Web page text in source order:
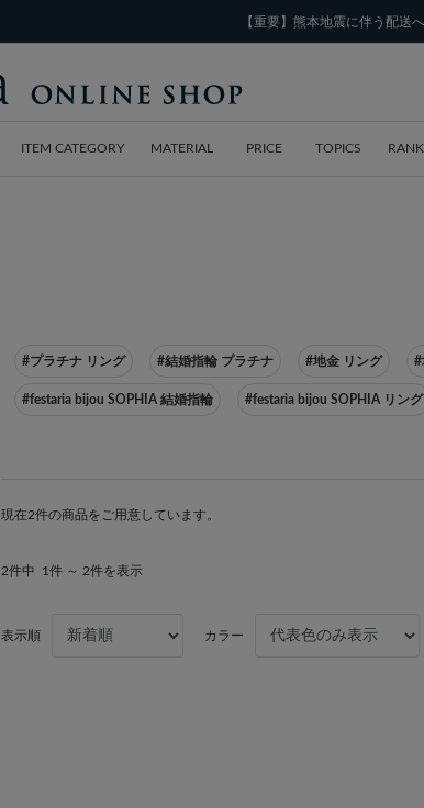
【重要】熊本地震に伴う配送
ITEM CATEGORY MATERIAL PRICE TOPICS
#プラチナ リング #結婚指輪 プラチナ #地金 リング #
#festaria bijou SOPHIA 結婚指輪 #festaria bijou SOPHIA リング
現在2件の商品をご用意しています。
2件中 1件 ～ 2件を表示
表示順 カラー